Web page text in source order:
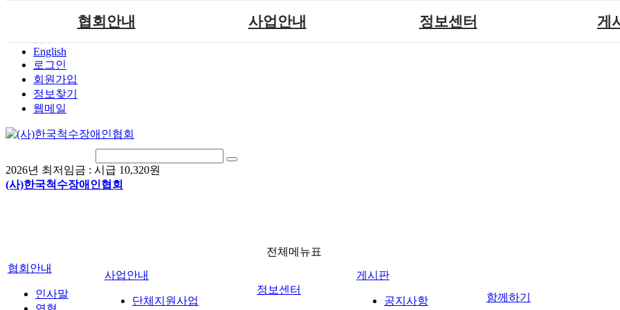
English
로그인
회원가입
정보찾기
웹메일
2026년 최저임금 : 시급 10,320원
(사)한국척수장애인협회
협회안내
척수장애란?
찾아오시는길
사업안내
국제 교류/개발 협력사업
정보센터 게
전체메뉴표
협회안내
인사말
사업안내
단체지원사업
정보센터
게시판
공지사항
함께하기